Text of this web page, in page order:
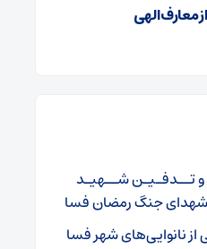
معارف الهی
تــدفـیـن شــهیـد
شهدای جنگ رمضان فسا
نانوایی‌های شهر فسا